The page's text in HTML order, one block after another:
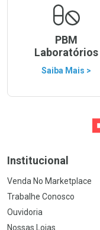
PBM
Laboratórios
Saiba Mais >
Ir
Institucional
Venda No Marketplace
Trabalhe Conosco
Ouvidoria
Nossas Lojas